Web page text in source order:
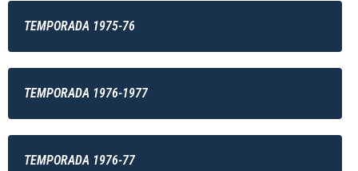
TEMPORADA 1975-76
TEMPORADA 1976-1977
TEMPORADA 1976-77